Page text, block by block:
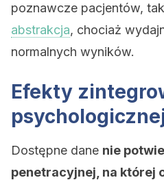
poznawcze pacjentów,
abstrakcja, chociaż
normalnych wyników.
Efekty
Dostępne dane nie
penetracyjnej, na której